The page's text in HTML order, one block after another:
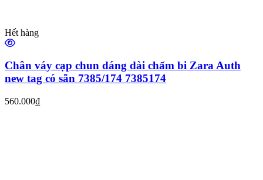
Hết hàng
Chân váy cạp chun dáng dài chấm bi Zara Auth
new tag có sẵn 7385/174 7385174
560.000₫